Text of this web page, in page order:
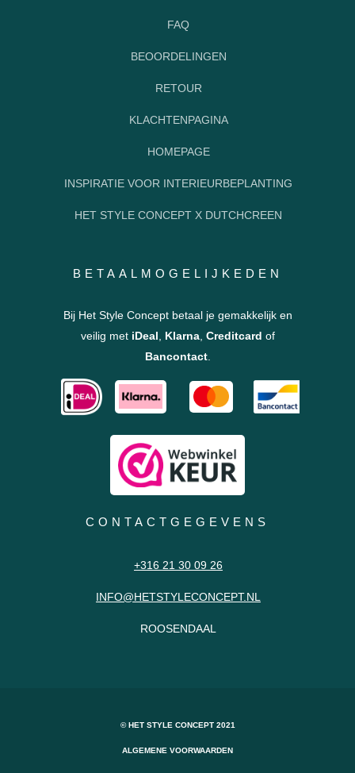
FAQ
BEOORDELINGEN
RETOUR
KLACHTENPAGINA
HOMEPAGE
INSPIRATIE VOOR INTERIEURBEPLANTING
HET STYLE CONCEPT X DUTCHCREEN
BETAALMOGELIJKEDEN
Bij Het Style Concept betaal je gemakkelijk en
veilig met iDeal Klarna, Creditcard of
Bancontact.
CONTACTGEGEVENS
+316 21 30 09 26
INFO@HETSTYLECONCEPT.NL
ROOSENDAAL
© HET STYLE CONCEPT 2021
ALGEMENE VOORWAARDEN